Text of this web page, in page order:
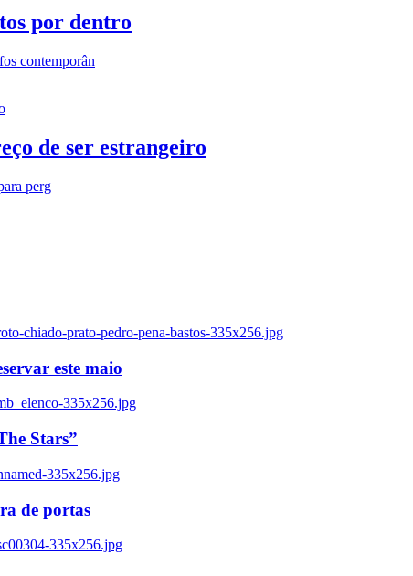
por dentro
contemporân
de ser estrangeiro
perg
chiado-prato-pedro-pena-bastos-335x256.jpg
este maio
335x256.jpg
Stars”
335x256.jpg
de portas
335x256.jpg